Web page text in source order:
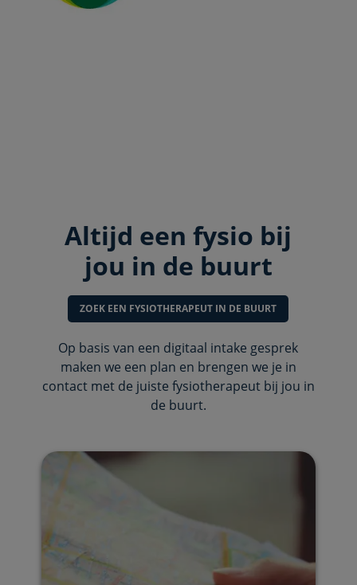
Altijd een fysio bij
jou in de buurt
ZOEK EEN FYSIOTHERAPEUT IN DE BUURT
Op basis van een digitaal intake gesprek
maken we een plan en brengen we je in
contact met de juiste fysiotherapeut bij jou in
de buurt.